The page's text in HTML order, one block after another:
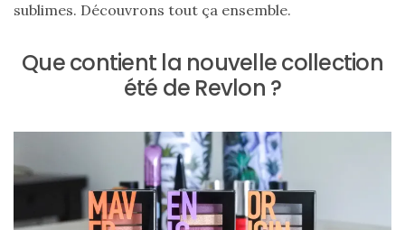
Sac
tressé
mon
avis
sublimes. Découvrons tout ça ensemble.
Que contient la nouvelle collection
été de Revlon ?